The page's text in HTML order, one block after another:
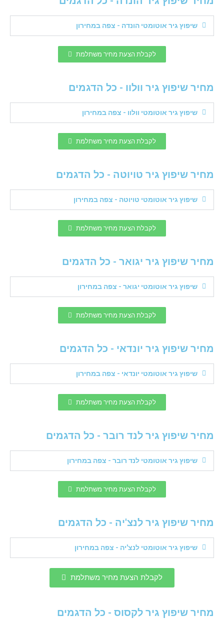
שיפוץ גיר אוטומטי הונדה - צפה במחירון
לקבלת הצעת מחיר משתלמת
מחיר שיפוץ גיר וולוו - כל הדגמים
שיפוץ גיר אוטומטי וולוו - צפה במחירון
לקבלת הצעת מחיר משתלמת
מחיר שיפוץ גיר טויוטה - כל הדגמים
שיפוץ גיר אוטומטי טויוטה - צפה במחירון
לקבלת הצעת מחיר משתלמת
מחיר שיפוץ גיר יגואר - כל הדגמים
שיפוץ גיר אוטומטי יגואר - צפה במחירון
לקבלת הצעת מחיר משתלמת
מחיר שיפוץ גיר יונדאי - כל הדגמים
שיפוץ גיר אוטומטי יונדאי - צפה במחירון
לקבלת הצעת מחיר משתלמת
מחיר שיפוץ גיר לנד רובר - כל הדגמים
שיפוץ גיר אוטומטי לנד רובר - צפה במחירון
לקבלת הצעת מחיר משתלמת
מחיר שיפוץ גיר לנצ'יה - כל הדגמים
שיפוץ גיר אוטומטי לנצ'יה - צפה במחירון
לקבלת הצעת מחיר משתלמת
מחיר שיפוץ גיר לקסוס - כל הדגמים